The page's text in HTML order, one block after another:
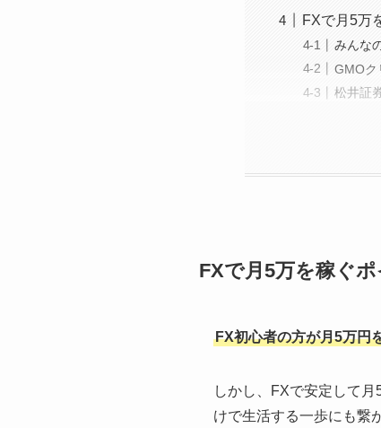
FXで月5万
みんな
GMOク
松井証
FXで月5万を稼ぐ
FX初心者の方が月5万円
しかし、FXで安定して
けで生活する一歩にも繋